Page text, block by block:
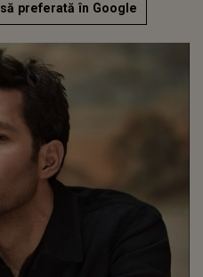
preferată în Google